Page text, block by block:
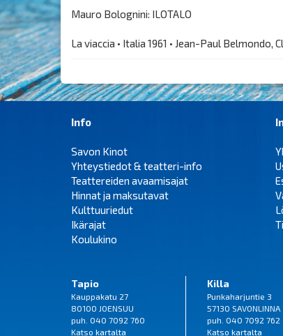
Mauro Bolognini: ILOTALO
La viaccia • Italia 1961 • Jean-Paul Belmondo,
Info
Savon Kinot
Yhteystiedot & teatteri-info
Teattereiden avaamisajat
Hinnat ja maksutavat
Kulttuuriedut
Ikärajat
Koulukino
Tapio
Kauppakatu 27
80100 JOENSUU
puh. 040 7092 760
Katso kartalta
Killa
Punkaharjuntie 3
57130 SAVONLINNA
puh. 040 7092 762
Katso kartalta